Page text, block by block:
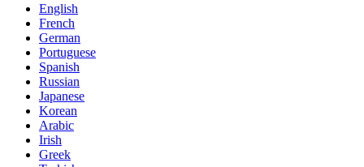
English
French
German
Portuguese
Spanish
Russian
Japanese
Korean
Arabic
Irish
Greek